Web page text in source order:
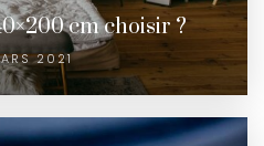
cm choisir ?
2021